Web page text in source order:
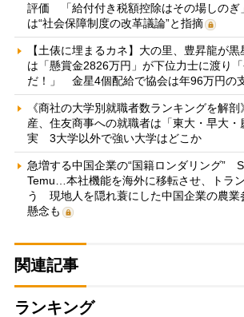
評価 「給付付き税額控除はその場しのぎ
は“社会保障制度の改革議論”と指摘
【土俵に埋まるカネ】大の里、豊昇龍が
は「懸賞金2826万円」が下位力士に渡り
だ！」 金星4個配給で協会は年96万円の
《商社の大学別就職者数ランキングを解
産、住友商事への就職者は「東大・早大・
実 3大学以外で強い大学はどこか
急増する中国企業の“国籍ロンダリング”
Temu…本社機能を海外に移転させ、トラ
う 現地人を隠れ蓑にした中国企業の農業
懸念も
関連記事
ランキング